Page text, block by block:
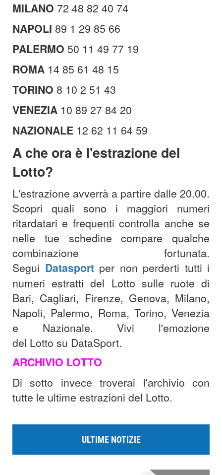
MILANO 72 48 82 40 74
NAPOLI 89 1 29 85 66
PALERMO 50 11 49 77 19
ROMA 14 85 61 48 15
TORINO 8 10 2 51 43
VENEZIA 10 89 27 84 20
NAZIONALE 12 62 11 64 59
A che ora è l'estrazione del
Lotto?
L'estrazione avverrà a partire dalle 20.00.
Scopri quali sono i maggiori numeri
ritardatari e frequenti controlla anche se
nelle tue schedine compare qualche
combinazione fortunata.
Segui Datasport per non perderti tutti i
numeri estratti del Lotto sulle ruote di
Bari, Cagliari, Firenze, Genova, Milano,
Napoli, Palermo, Roma, Torino, Venezia
e Nazionale. Vivi l'emozione
del Lotto su DataSport.
ARCHIVIO LOTTO
Di sotto invece troverai l'archivio con
tutte le ultime estrazioni del Lotto.
ULTIME NOTIZIE